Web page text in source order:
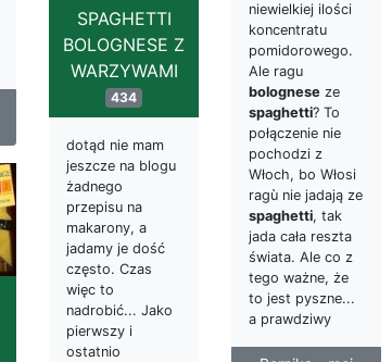
niewielkiej ilości
koncentratu
pomidorowego.
Ale ragu
bolognese ze
spaghetti? To
połączenie nie
pochodzi z
Włoch, bo Włosi
ragù nie jadają ze
spaghetti, tak
jada cała reszta
świata. Ale co z
tego ważne, że
to jest pyszne...
a prawdziwy
SPAGHETTI
BOLOGNESE Z
WARZYWAMI
434
dotąd nie mam
jeszcze na blogu
żadnego
przepisu na
makarony, a
jadamy je dość
często. Czas
więc to
nadrobić... Jako
pierwszy i
ostatnio